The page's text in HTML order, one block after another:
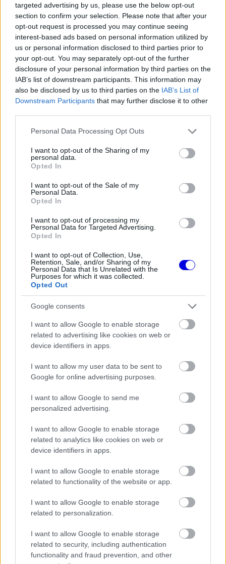
targeted advertising by us, please use the below opt-out
section to confirm your selection. Please note that after your
opt-out request is processed you may continue seeing
interest-based ads based on personal information utilized by
us or personal information disclosed to third parties prior to
your opt-out. You may separately opt-out of the further
disclosure of your personal information by third parties on the
IAB’s list of downstream participants. This information may
also be disclosed by us to third parties on the IAB’s List of
Downstream Participants that may further disclose it to other
Please note that this website/app uses one or more Google
not limited to your visit or usage behaviour. You may click to
grant or deny consent to Google and its third-party tags to
use your data for below specified purposes in below Google
consent section.
Personal Data Processing Opt Outs
I want to opt-out of the Sharing of my
personal data.
Opted In
I want to opt-out of the Sale of my
Personal Data.
Opted In
I want to opt-out of processing my
Personal Data for Targeted Advertising.
Opted In
I want to opt-out of Collection, Use,
Retention, Sale, and/or Sharing of my
Personal Data that Is Unrelated with the
Purposes for which it was collected.
Opted Out
Google consents
I want to allow Google to enable storage
related to advertising like cookies on web or
device identifiers in apps.
I want to allow my user data to be sent to
Google for online advertising purposes.
I want to allow Google to send me
personalized advertising.
I want to allow Google to enable storage
related to analytics like cookies on web or
device identifiers in apps.
I want to allow Google to enable storage
related to functionality of the website or app.
I want to allow Google to enable storage
related to personalization.
I want to allow Google to enable storage
related to security, including authentication
functionality and fraud prevention, and other
Új technológia, régi helyszín
A 32 láb hosszú Hydromax két,
sorozatgyártásból származó JCB-motorral készül,
amelyek együtt 1600 lóerőt adnak le. A fejlesztés
egy nagyobb szabású program része, amelyre a
vállalat öt év alatt 100 millió fontot, vagyis
körülbelül 45 milliárd forintot fordított.
EZEKET IS AJÁNLJUK
Bajnoki esélyessé lépett elő Lewis
hozta meg a Racing Bulls nagy
áttörését
FORMA-1
Christian Horner érkezéséről
A tesztelés az Egyesült Királyságban indul, mielőtt
a csapat Bonneville-be utazik a Speed Week
eseményre, ahol hivatalos FIA-hitelesítés mellett
Az FIA szerint történelmi pillanat
A projekt jelentőségét a sportág irányító testülete
beszélt, hogy a kezdeményezés túlmutat egy
„Ez történelmi pillanat a sebesség, a technológia